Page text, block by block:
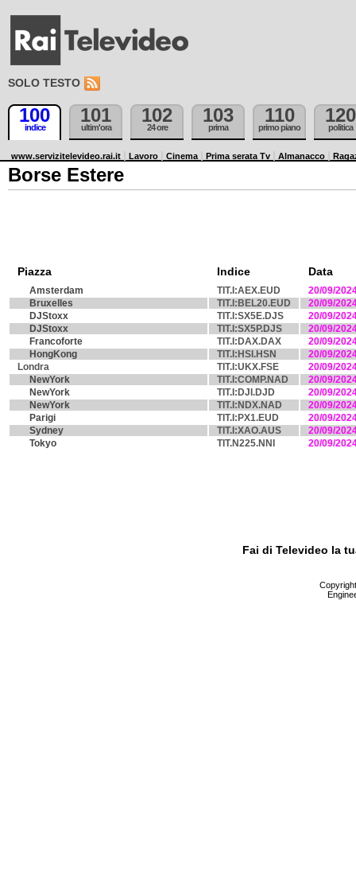
SOLO TESTO
100
indice
101
ultim'ora
102
24 ore
103
prima
110
primo piano
120
politica
www.servizitelevideo.rai.it Lavoro Cinema Prima serata Tv Almanacco
Borse Estere
Piazza Indice Data
Amsterdam TIT.I:AEX.EUD
20/09/
Bruxelles
TIT.I:BEL20.EUD
20/09/
DJStoxx
TIT.I:SX5E.DJS
20/09/
DJStoxx
TIT.I:SX5P.DJS
20/09/
Francoforte
TIT.I:DAX.DAX
20/09/
HongKong
TIT.I:HSI.HSN
20/09/
Londra
TIT.I:UKX.FSE
20/09/
NewYork
TIT.I:COMP.NAD
20/09/
NewYork
TIT.I:DJI.DJD
20/09/
NewYork
TIT.I:NDX.NAD
20/09/
Parigi
TIT.I:PX1.EUD
20/09/
Sydney
TIT.I:XAO.AUS
20/09/
Tokyo
TIT.N225.NNI 20/09/
Fai di Televideo la